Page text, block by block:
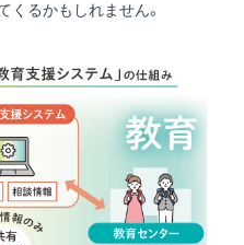
くるかもしれません。